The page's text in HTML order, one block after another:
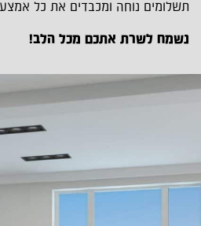
תשלומים נוחה ומכבדים את כל
נשמח לשרת אתכם מכל הלב!